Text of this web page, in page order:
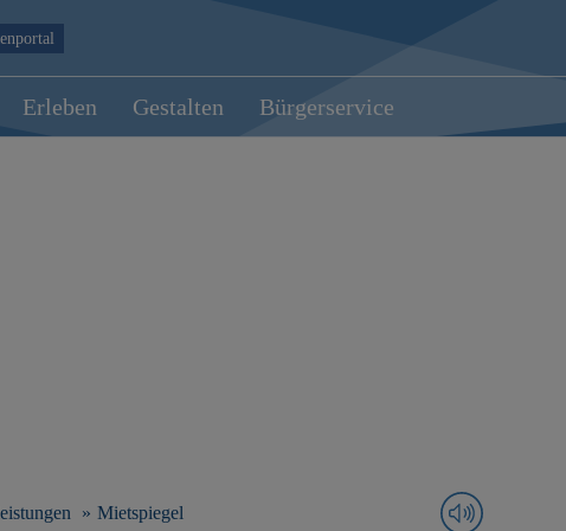
Erleben Gestalten Bürgerservice
Mietspiegel